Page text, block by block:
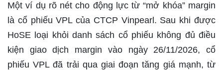
Một ví dụ rõ nét cho động lực từ “mở khóa” margin
là cổ phiếu VPL của CTCP Vinpearl. Sau khi được
HoSE loại khỏi danh sách cổ phiếu không đủ điều
kiện giao dịch margin vào ngày 26/11/2026, cổ
phiếu VPL đã trải qua giai đoạn tăng giá mạnh, từ